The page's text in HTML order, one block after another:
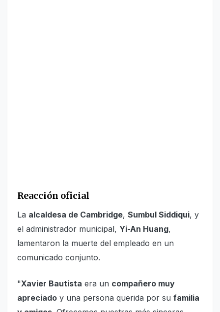
Reacción oficial
La alcaldesa de Cambridge, Sumbul Siddiqui, y
el administrador municipal, Yi-An Huang,
lamentaron la muerte del empleado en un
comunicado conjunto.
"Xavier Bautista era un compañero muy
apreciado y una persona querida por su familia